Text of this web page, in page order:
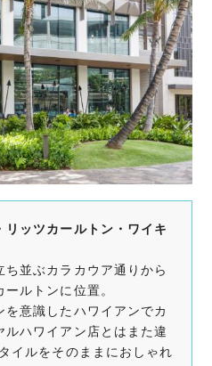
ッツカールトン・ワイキ
並ぶカラカウア通りから
ルトンに位置。
意識したハワイアンでカ
ハワイアン店とはまた違
イルをそのままにおしゃれ